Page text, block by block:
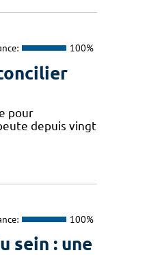
100%
pour
depuis vingt
100%
sein : une